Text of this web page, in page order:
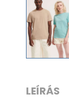
LEÍRÁS